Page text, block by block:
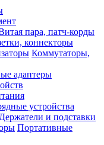
пара, патч-корды
коннекторы
Коммутаторы,
адаптеры
устройства
Держатели и подставки
Портативные